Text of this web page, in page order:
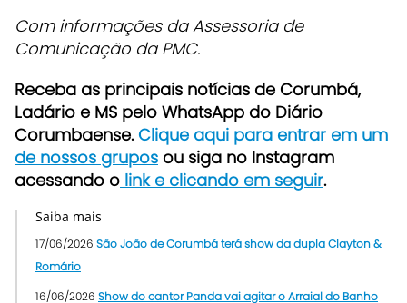
Com informações da Assessoria de
Comunicação da PMC.
Receba as principais notícias de Corumbá,
Ladário e MS pelo WhatsApp do Diário
Corumbaense. Clique aqui para entrar em um
de nossos grupos ou siga no Instagram
acessando o link e clicando em seguir.
Saiba mais
17/06/2026 São João de Corumbá terá show da dupla Clayton &
Romário
16/06/2026 Show do cantor Panda vai agitar o Arraial do Banho